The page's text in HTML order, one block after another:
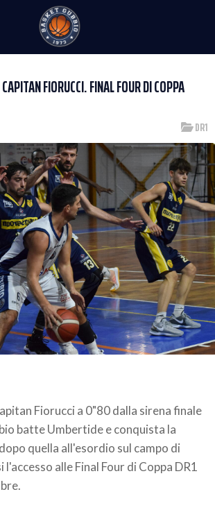
FIORUCCI. FINAL FOUR DI COPPA
DR1
Fiorucci a 0"80 dalla sirena finale
batte Umbertide e conquista la
quella all'esordio sul campo di
alle Final Four di Coppa DR1